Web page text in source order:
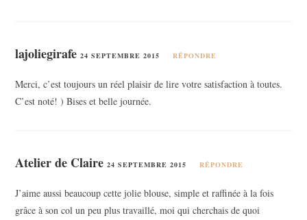
lajoliegirafe 24 SEPTEMBRE 2015 RÉPONDRE
Merci, c’est toujours un réel plaisir de lire votre satisfaction à toutes.
C’est noté! ) Bises et belle journée.
Atelier de Claire 24 SEPTEMBRE 2015 RÉPONDRE
J’aime aussi beaucoup cette jolie blouse, simple et raffinée à la fois
grâce à son col un peu plus travaillé, moi qui cherchais de quoi